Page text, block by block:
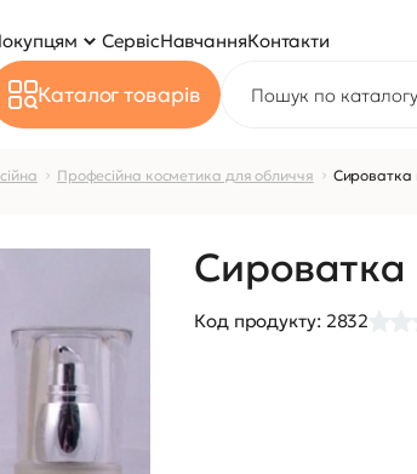
СервісНавчанняКонтакти
Каталог товарів
Професійна косметика для обличчя Сироватка
Сироватка
Код продукту: 2832